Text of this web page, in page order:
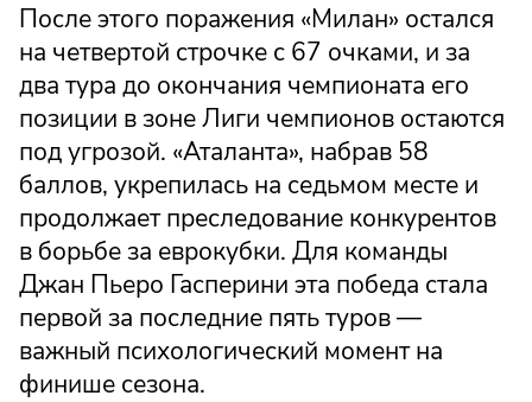
После этого поражения «Милан» остался
на четвертой строчке с 67 очками, и за
два тура до окончания чемпионата его
позиции в зоне Лиги чемпионов остаются
под угрозой. «Аталанта», набрав 58
баллов, укрепилась на седьмом месте и
продолжает преследование конкурентов
в борьбе за еврокубки. Для команды
Джан Пьеро Гасперини эта победа стала
первой за последние пять туров —
важный психологический момент на
финише сезона.